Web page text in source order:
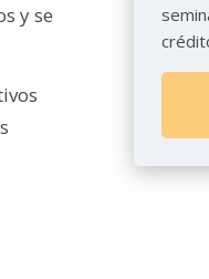
y se